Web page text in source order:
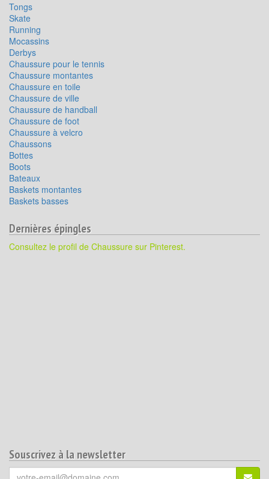
Tongs
Skate
Running
Mocassins
Derbys
Chaussure pour le tennis
Chaussure montantes
Chaussure en toile
Chaussure de ville
Chaussure de handball
Chaussure de foot
Chaussure à velcro
Chaussons
Bottes
Boots
Bateaux
Baskets montantes
Baskets basses
Dernières épingles
Consultez le profil de Chaussure sur Pinterest.
Souscrivez à la newsletter
Votre